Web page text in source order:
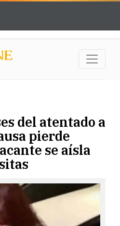
del atentado a
pierde
se aísla